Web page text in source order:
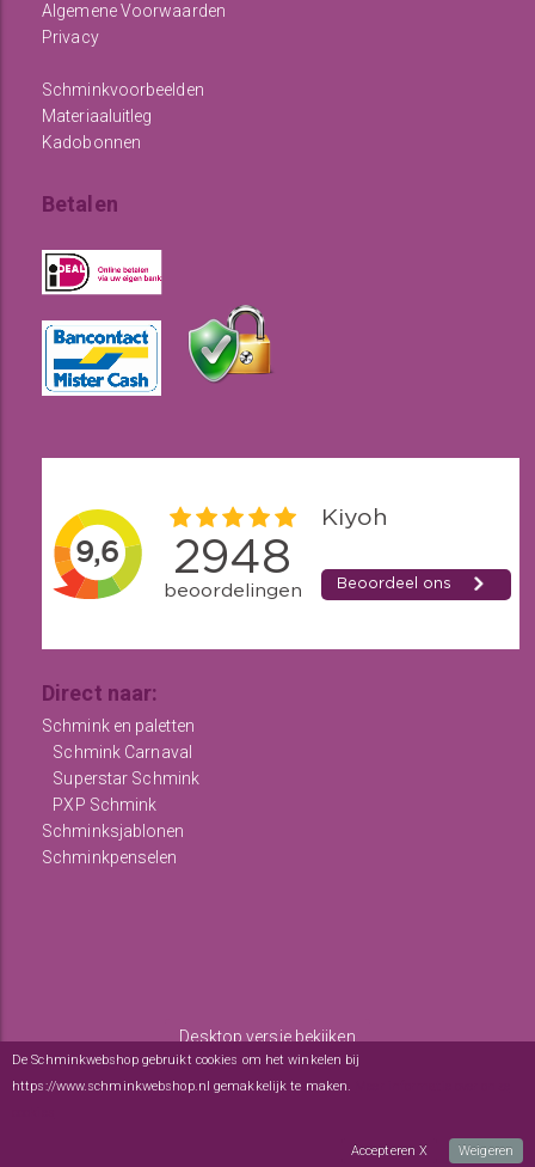
Algemene Voorwaarden
Privacy
Schminkvoorbeelden
Materiaaluitleg
Kadobonnen
Betalen
Direct naar:
Schmink en paletten
Schmink Carnaval
Superstar Schmink
PXP Schmink
Schminksjablonen
Schminkpenselen
Desktop versie bekijken
De Schminkwebshop gebruikt cookies om het winkelen bij
https://www.schminkwebshop.nl gemakkelijk te maken.
Accepteren X Weigeren